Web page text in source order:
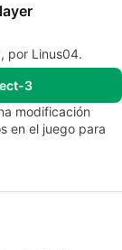
por Linus04.
3
modificación
en el juego para